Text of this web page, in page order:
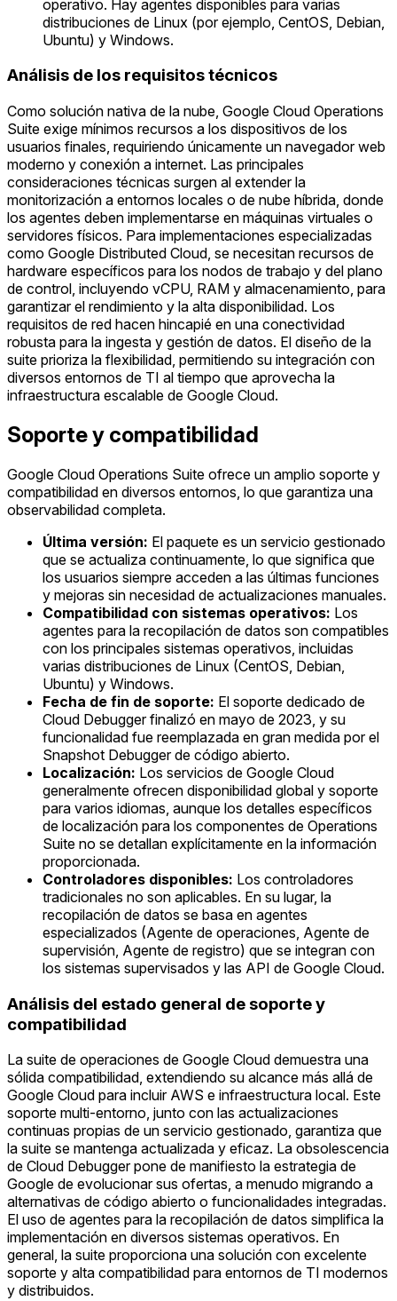
operativo. Hay agentes disponibles para varias
distribuciones de Linux (por ejemplo, CentOS, Debian,
Ubuntu) y Windows.
Análisis de los requisitos técnicos
Como solución nativa de la nube, Google Cloud Operations
Suite exige mínimos recursos a los dispositivos de los
usuarios finales, requiriendo únicamente un navegador web
moderno y conexión a internet. Las principales
consideraciones técnicas surgen al extender la
monitorización a entornos locales o de nube híbrida, donde
los agentes deben implementarse en máquinas virtuales o
servidores físicos. Para implementaciones especializadas
como Google Distributed Cloud, se necesitan recursos de
hardware específicos para los nodos de trabajo y del plano
de control, incluyendo vCPU, RAM y almacenamiento, para
garantizar el rendimiento y la alta disponibilidad. Los
requisitos de red hacen hincapié en una conectividad
robusta para la ingesta y gestión de datos. El diseño de la
suite prioriza la flexibilidad, permitiendo su integración con
diversos entornos de TI al tiempo que aprovecha la
infraestructura escalable de Google Cloud.
Soporte y compatibilidad
Google Cloud Operations Suite ofrece un amplio soporte y
compatibilidad en diversos entornos, lo que garantiza una
observabilidad completa.
Última versión: El paquete es un servicio gestionado
que se actualiza continuamente, lo que significa que
los usuarios siempre acceden a las últimas funciones
y mejoras sin necesidad de actualizaciones manuales.
Compatibilidad con sistemas operativos: Los
agentes para la recopilación de datos son compatibles
con los principales sistemas operativos, incluidas
varias distribuciones de Linux (CentOS, Debian,
Ubuntu) y Windows.
Fecha de fin de soporte: El soporte dedicado de
Cloud Debugger finalizó en mayo de 2023, y su
funcionalidad fue reemplazada en gran medida por el
Snapshot Debugger de código abierto.
Localización: Los servicios de Google Cloud
generalmente ofrecen disponibilidad global y soporte
para varios idiomas, aunque los detalles específicos
de localización para los componentes de Operations
Suite no se detallan explícitamente en la información
proporcionada.
Controladores disponibles: Los controladores
tradicionales no son aplicables. En su lugar, la
recopilación de datos se basa en agentes
especializados (Agente de operaciones, Agente de
supervisión, Agente de registro) que se integran con
los sistemas supervisados y las API de Google Cloud.
Análisis del estado general de soporte y
compatibilidad
La suite de operaciones de Google Cloud demuestra una
sólida compatibilidad, extendiendo su alcance más allá de
Google Cloud para incluir AWS e infraestructura local. Este
soporte multi-entorno, junto con las actualizaciones
continuas propias de un servicio gestionado, garantiza que
la suite se mantenga actualizada y eficaz. La obsolescencia
de Cloud Debugger pone de manifiesto la estrategia de
Google de evolucionar sus ofertas, a menudo migrando a
alternativas de código abierto o funcionalidades integradas.
El uso de agentes para la recopilación de datos simplifica la
implementación en diversos sistemas operativos. En
general, la suite proporciona una solución con excelente
soporte y alta compatibilidad para entornos de TI modernos
y distribuidos.